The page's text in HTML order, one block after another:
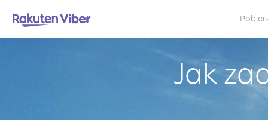
Jak